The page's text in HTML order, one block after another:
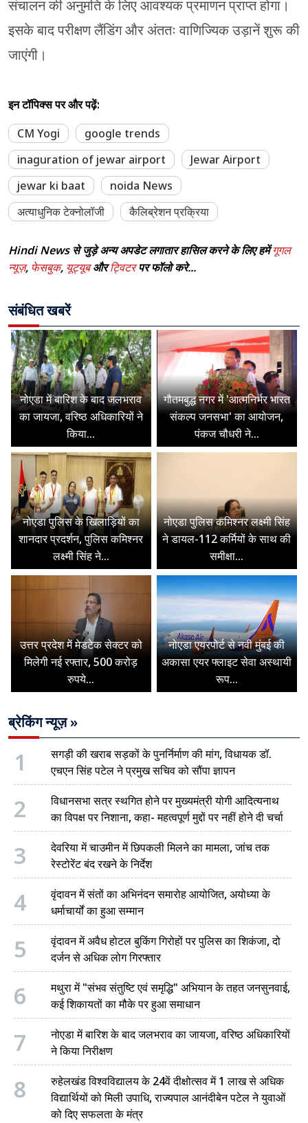
संचालन की अनुमति के लिए आवश्यक प्रमाणन प्राप्त होगा।
इसके बाद परीक्षण लैंडिंग और अंततः वाणिज्यिक उड़ानें शुरू की
जाएंगी।
इन टॉपिक्स पर और पढ़ें:
CM Yogi
google trends
inaguration of jewar airport
Jewar Airport
jewar ki baat
noida News
अत्याधुनिक टेक्नोलॉजी
कैलिब्रेशन प्रक्रिया
Hindi News से जुड़े अन्य अपडेट लगातार हासिल करने के लिए हमेंगूगल
न्यूज़, फेसबुक, यूट्यूबऔरट्विटरपर फॉलो करे...
संबंधित खबरें
नोएडा में बारिश के बाद जलभराव
का जायजा, वरिष्ठ अधिकारियों ने
किया...
गौतमबुद्ध नगर में 'आत्मनिर्भर भारत
संकल्प जनसभा' का आयोजन,
पंकज चौधरी ने...
नोएडा पुलिस के खिलाड़ियों का
शानदार प्रदर्शन, पुलिस कमिश्नर
लक्ष्मी सिंह ने...
नोएडा पुलिस कमिश्नर लक्ष्मी सिंह
ने डायल-112 कर्मियों के साथ की
समीक्षा...
उत्तर प्रदेश में मेडटेक सेक्टर को
मिलेगी नई रफ्तार, 500 करोड़
रुपये...
नोएडा एयरपोर्ट से नवी मुंबई की
अकासा एयर फ्लाइट सेवा अस्थायी
रूप...
ब्रेकिंग न्यूज़ »
1
सगड़ी की खराब सड़कों के पुनर्निर्माण की मांग, विधायक डॉ.
एचएन सिंह पटेल ने प्रमुख सचिव को सौंपा ज्ञापन
2
विधानसभा सत्र स्थगित होने पर मुख्यमंत्री योगी आदित्यनाथ
का विपक्ष पर निशाना, कहा- महत्वपूर्ण मुद्दों पर नहीं होने दी चर्चा
3
देवरिया में चाउमीन में छिपकली मिलने का मामला, जांच तक
रेस्टोरेंट बंद रखने के निर्देश
4
वृंदावन में संतों का अभिनंदन समारोह आयोजित, अयोध्या के
धर्माचार्यों का हुआ सम्मान
5
वृंदावन में अवैध होटल बुकिंग गिरोहों पर पुलिस का शिकंजा, दो
दर्जन से अधिक लोग गिरफ्तार
6
मथुरा में "संभव संतुष्टि एवं समृद्धि" अभियान के तहत जनसुनवाई,
कई शिकायतों का मौके पर हुआ समाधान
7
नोएडा में बारिश के बाद जलभराव का जायजा, वरिष्ठ अधिकारियों
ने किया निरीक्षण
8
रुहेलखंड विश्वविद्यालय के 24वें दीक्षोत्सव में 1 लाख से अधिक
विद्यार्थियों को मिली उपाधि, राज्यपाल आनंदीबेन पटेल ने युवाओं
को दिए सफलता के मंत्र